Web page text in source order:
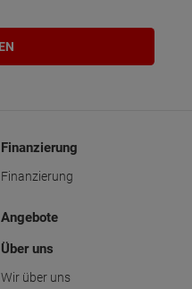
Finanzierung
Finanzierung
Angebote
Über uns
Wir über uns